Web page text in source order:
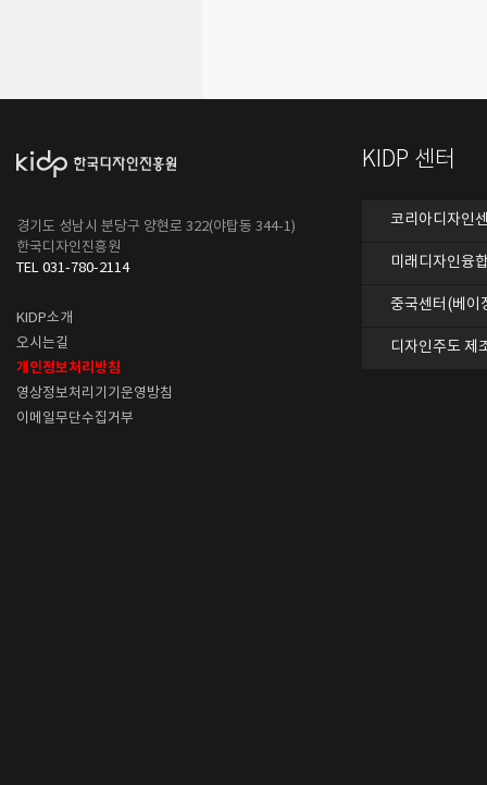
경기도 성남시 분당구 양현로 322(야탑동 344-1)
한국디자인진흥원
TEL 031-780-2114
KIDP소개
오시는길
개인정보처리방침
영상정보처리기기운영방침
이메일무단수집거부
KIDP 센터
코리아디자인
미래디자인융
중국센터(베이
디자인주도 제